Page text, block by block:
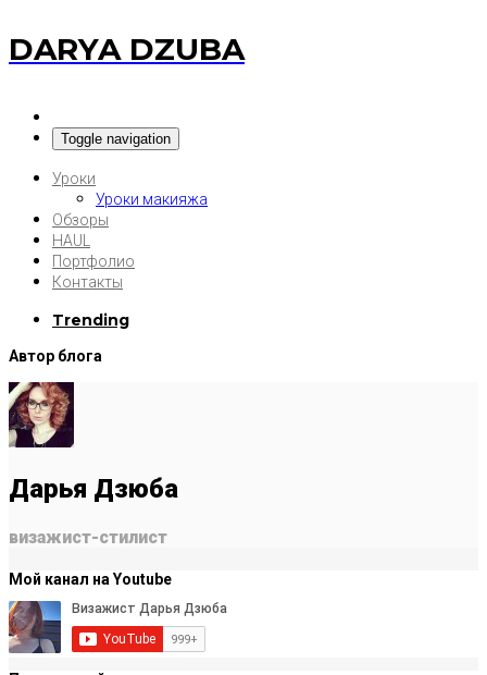
DARYA DZUBA
Toggle navigation
Уроки
Уроки макияжа
Обзоры
HAUL
Портфолио
Контакты
Trending
Автор блога
Дарья Дзюба
визажист-стилист
Мой канал на Youtube